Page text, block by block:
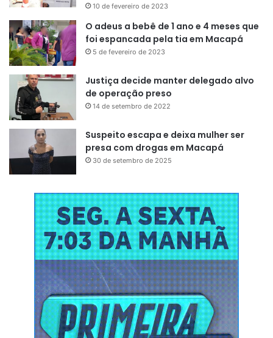
10 de fevereiro de 2023
O adeus a bebê de 1 ano e 4 meses que
foi espancada pela tia em Macapá
5 de fevereiro de 2023
Justiça decide manter delegado alvo
de operação preso
14 de setembro de 2022
Suspeito escapa e deixa mulher ser
presa com drogas em Macapá
30 de setembro de 2025